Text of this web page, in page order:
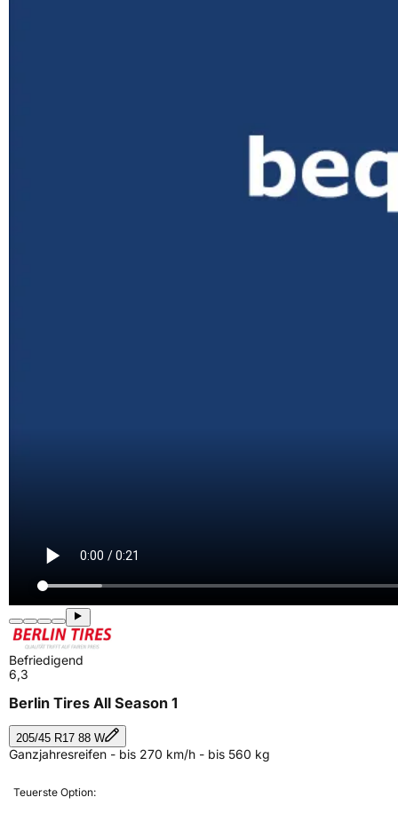
Befriedigend
6,3
Berlin Tires All Season 1
205/45 R17 88 W
Ganzjahresreifen - bis 270 km/h - bis 560 kg
Teuerste Option: